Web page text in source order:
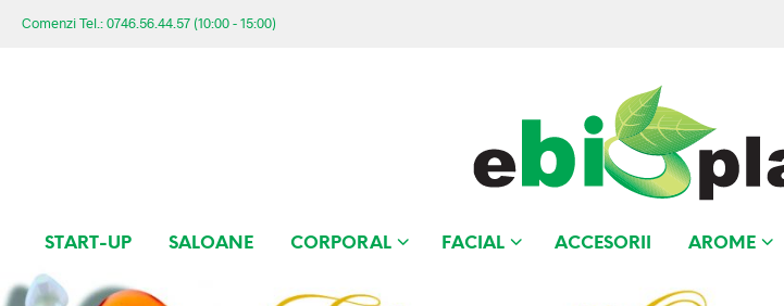
Comenzi Tel.: 0746.56.44.57 (10:00 - 15:00)
START-UP SALOANE CORPORAL FACIAL ACCESORII AROME